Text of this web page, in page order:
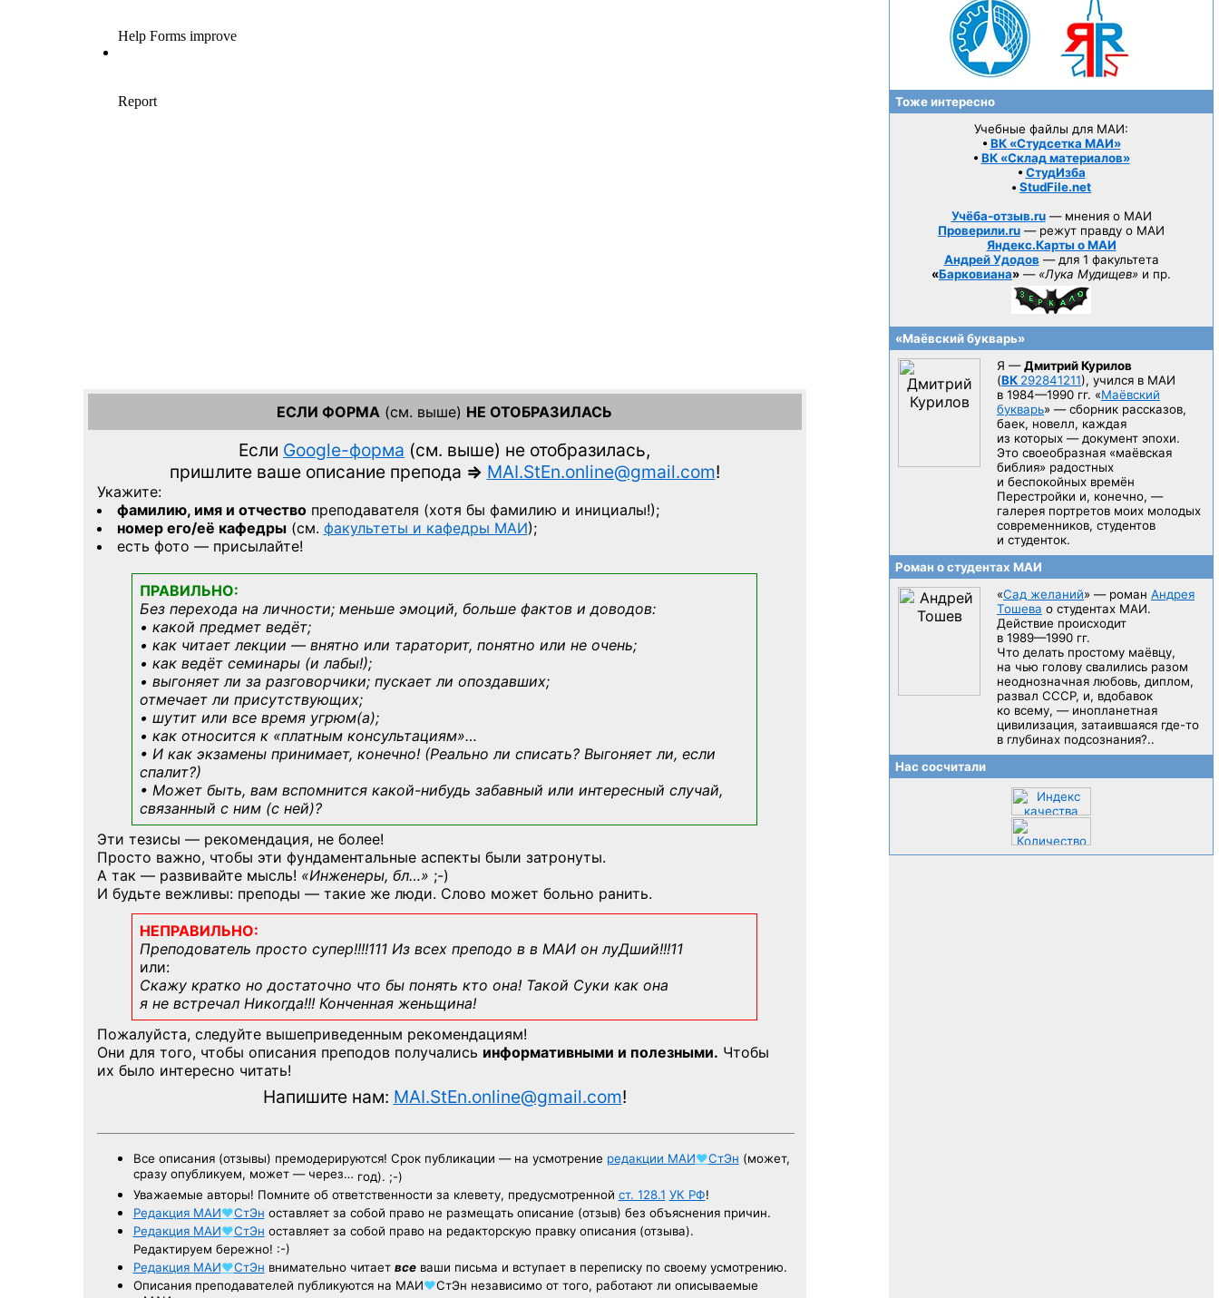
ЕСЛИ ФОРМА (см. выше) НЕ ОТОБРАЗИЛАСЬ
Если Google-форма (см. выше) не отобразилась,
пришлите ваше описание препода => MAI.StEn.online@gmail.com!
Укажите:
фамилию, имя и отчествопреподавателя (хотя бы фамилию и инициалы!);
номер его/её кафедры(см. факультеты и кафедры МАИ);
есть фото — присылайте!
ПРАВИЛЬНО:
Без перехода на личности; меньше эмоций, больше фактов и доводов:
• какой предмет ведёт;
• как читает лекции — внятно или тараторит, понятно или не очень;
• как ведёт семинары (и лабы!);
• выгоняет ли за разговорчики; пускает ли опоздавших;
отмечает ли присутствующих;
• шутит или все время угрюм(а);
• как относится к «платным консультациям»…
• И как экзамены принимает, конечно! (Реально ли списать? Выгоняет ли, если
спалит?)
• Может быть, вам вспомнится какой-нибудь забавный или интересный случай,
связанный с ним (с ней)?
Эти тезисы — рекомендация, не более!
Просто важно, чтобы эти фундаментальные аспекты были затронуты.
А так — развивайте мысль! «Инженеры, бл…» ;-)
И будьте вежливы: преподы — такие же люди. Слово может больно ранить.
НЕПРАВИЛЬНО:
Преподователь просто супер!!!!111 Из всех преподо в в МАИ он луДший!!!11
или:
Скажу кратко но достаточно что бы понять кто она! Такой Суки как она
я не встречал Никогда!!! Конченная женьщина!
Пожалуйста, следуйте вышеприведенным рекомендациям!
Они для того, чтобы описания преподов получались информативными и полезными. Чтобы
их было интересно читать!
Напишите нам: MAI.StEn.online@gmail.com!
Все описания (отзывы) премодерируются! Срок публикации — на усмотрение редакции МАИ♥СтЭн (может,
сразу опубликуем, может — через… год). ;-)
Уважаемые авторы! Помните об ответственности за клевету, предусмотренной ст. 128.1 УК РФ!
Редакция МАИ♥СтЭн оставляет за собой право не размещать описание (отзыв) без объяснения причин.
Редакция МАИ♥СтЭн оставляет за собой право на редакторскую правку описания (отзыва).
Редактируем бережно! :-)
Редакция МАИ♥СтЭн внимательно читает всеваши письма и вступает в переписку по своему усмотрению.
Описания преподавателей публикуются на МАИ♥СтЭн независимо от того, работают ли описываемые
Тоже интересно
Учебные файлы для МАИ:
• ВК «Студсетка МАИ»
• ВК «Склад материалов»
• СтудИзба
• StudFile.net
Учёба-отзыв.ru— мнения о МАИ
Проверили.ru — режут правду о МАИ
Яндекс.Карты о МАИ
Андрей Удодов — для 1 факультета
«Барковиана» — «Лука Мудищев» и пр.
«Маёвский букварь»
Я —Дмитрий Курилов
(ВК 292841211), учился в МАИ
в 1984—1990 гг. «Маёвский
букварь» — сборник рассказов,
баек, новелл, каждая
из которых — документ эпохи.
Это своеобразная «маёвская
библия» радостных
и беспокойных времён
Перестройки и, конечно, —
галерея портретов моих молодых
современников, студентов
и студенток.
Роман о студентах МАИ
«Сад желаний» — роман Андрея
Тошева о студентах МАИ.
Действие происходит
в 1989—1990 гг.
Что делать простому маёвцу,
на чью голову свалились разом
неоднозначная любовь, диплом,
развал CCCP, и, вдобавок
ко всему, — инопланетная
цивилизация, затаившаяся где-то
в глубинах подсознания?..
Нас сосчитали